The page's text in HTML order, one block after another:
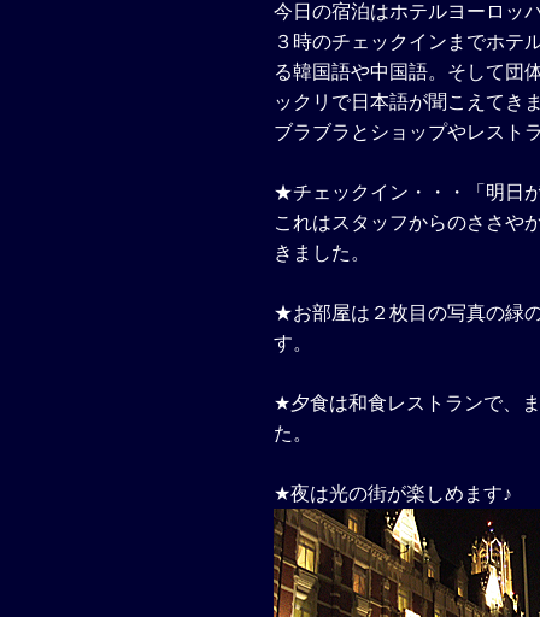
今日の宿泊はホテルヨーロッ
３時のチェックインまでホテ
る韓国語や中国語。そして団
ックリで日本語が聞こえてき
ブラブラとショップやレスト
★チェックイン・・・「明日
これはスタッフからのささや
きました。
★お部屋は２枚目の写真の緑
す。
★夕食は和食レストランで、
た。
★夜は光の街が楽しめます♪